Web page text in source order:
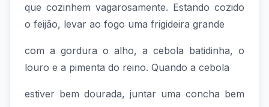
que cozinhem vagarosamente. Estando cozido
o feijão, levar ao fogo uma frigideira grande
com a gordura o alho, a cebola batidinha, o
louro e a pimenta do reino. Quando a cebola
estiver bem dourada, juntar uma concha bem